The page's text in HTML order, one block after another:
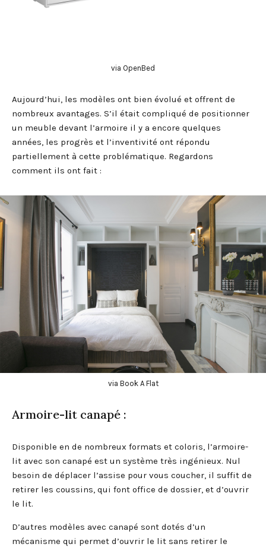
via OpenBed
Aujourd’hui, les modèles ont bien évolué et offrent de
nombreux avantages. S’il était compliqué de positionner
un meuble devant l’armoire il y a encore quelques
années, les progrès et l’inventivité ont répondu
partiellement à cette problématique. Regardons
comment ils ont fait :
via Book A Flat
Armoire-lit canapé :
Disponible en de nombreux formats et coloris, l’armoire-
lit avec son canapé est un système très ingénieux. Nul
besoin de déplacer l’assise pour vous coucher, il suffit de
retirer les coussins, qui font office de dossier, et d’ouvrir
le lit.
D’autres modèles avec canapé sont dotés d’un
mécanisme qui permet d’ouvrir le lit sans retirer le